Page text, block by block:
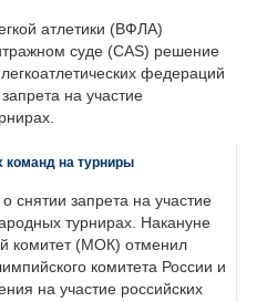
атлетики (ВФЛА)
суде (CAS) решение
федераций
на участие
команд на турниры
снятии запрета на участие
турнирах. Накануне
комитет (МОК) отменил
комитета России и
на участие российских